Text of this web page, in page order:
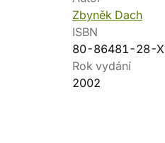
Zbyněk Dach
ISBN
80-86481-28-X
Rok vydání
2002